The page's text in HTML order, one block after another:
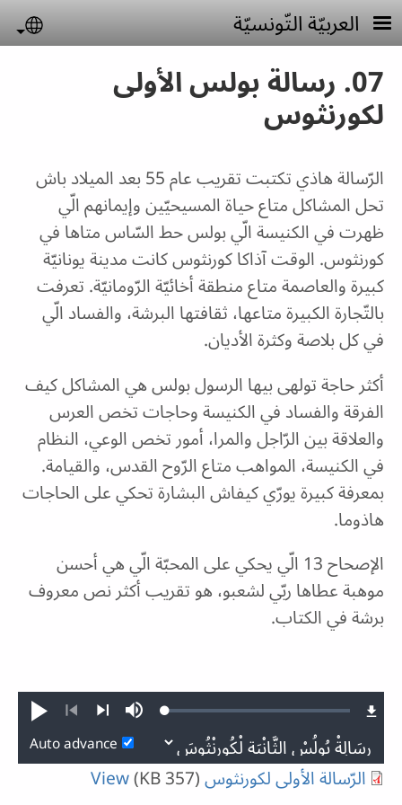
Skip to main content
العربيّة التّونسيّة
07. رسالة بولس الأولى
لكورنثوس
الرّسالة هاذي تكتبت تقريب عام 55 بعد الميلاد باش
تحل المشاكل متاع حياة المسيحيّين وإيمانهم الّي
ظهرت في الكنيسة الّي بولس حط السّاس متاها في
كورنثوس. الوقت آذاكا كورنثوس كانت مدينة يونانيّة
كبيرة والعاصمة متاع منطقة أخائيّة الرّومانيّة. تعرفت
بالتّجارة الكبيرة متاعها، ثقافتها البرشة، والفساد الّي
في كل بلاصة وكثرة الأديان.
أكثر حاجة تولهى بيها الرسول بولس هي المشاكل كيف
الفرقة والفساد في الكنيسة وحاجات تخص العرس
والعلاقة بين الرّاجل والمرا، أمور تخص الوعي، النظام
في الكنيسة، المواهب متاع الرّوح القدس، والقيامة.
بمعرفة كبيرة يورّي كيفاش البشارة تحكي على الحاجات
هاذوما.
الإصحاح 13 الّي يحكي على المحبّة الّي هي أحسن
موهبة عطاها ربّي لشعبو، هو تقريب أكثر نص معروف
برشة في الكتاب.
Play
PreviousNext
MuteLoaded:
Auto advance
الرّسالة الأولى لكورنثوس (357 KB)
View